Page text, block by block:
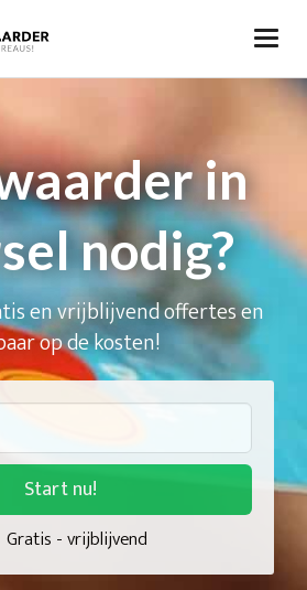
in
nodig?
en vrijblijvend offertes en
op de kosten!
Start nu!
Gratis - vrijblijvend